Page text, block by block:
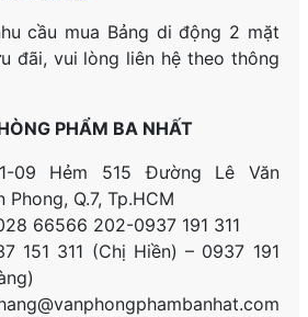
cầu mua Bảng di động 2 mặt
đãi, vui lòng liên hệ theo thông
PHẨM BA NHẤT
09 Hẻm 515 Đường Lê Văn
Phong, Q.7, Tp.HCM
66566 202-0937 191 311
151 311 (Chị Hiền) – 0937 191